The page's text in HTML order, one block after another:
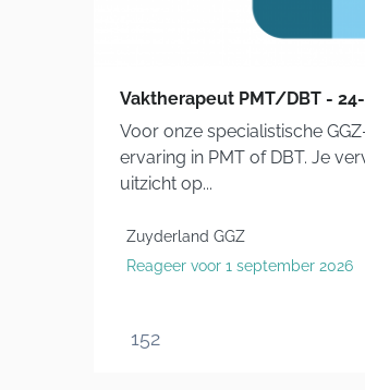
Vaktherapeut PMT/DBT -
Voor onze specialistische
ervaring in PMT of DBT. Je
uitzicht op...
Zuyderland GGZ
Reageer voor 1 september 2026
152